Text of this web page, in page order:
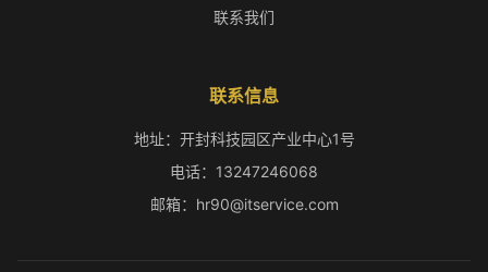
联系我们
联系信息
地址：开封科技园区产业中心1号
电话：13247246068
邮箱：hr90@itservice.com